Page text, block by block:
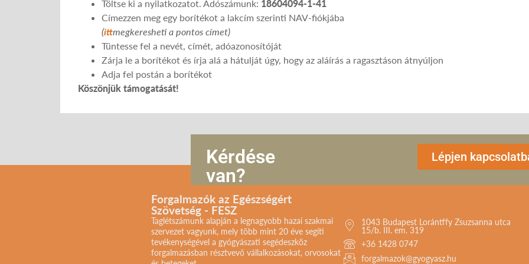
Töltse ki a nyilatkozatot. Adószámunk: 18604094-1-41
Címezzen meg egy borítékot a lakcím szerinti NAV-fiókjába
(ittmegkeresheti a pontos címet)
Tüntesse fel a nevét, címét, adóazonosítóját
Zárja le a borítékot és írja alá a hátulját úgy, hogy az aláírás a ragasztáson átnyúljon
Adja fel postán a borítékot
Köszönjük támogatását!
Kérdése
van?
Lépjen
Forgalmazók az Egészségért
Szövetség - FESZ
Taglétszámunk alapján a legnagyobb hazai szakmai
szervezet vagyunk, mely több mint 20 éve segíti
tevékenységével a gyógyászati segédeszköz
forgalmazásban résztvevő vállalkozásokat, orvosokat
1043 Budapest Lorántffy Zsuzsanna utca
15/b. III. em. 319
+36 1428 0747
forgalmazok@gyogyasz.hu